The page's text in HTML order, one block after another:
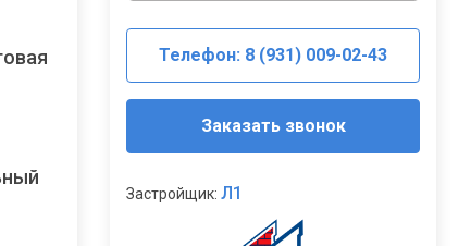
Телефон: 8 (931) 009-02-43
Заказать звонок
Застройщик: Л1